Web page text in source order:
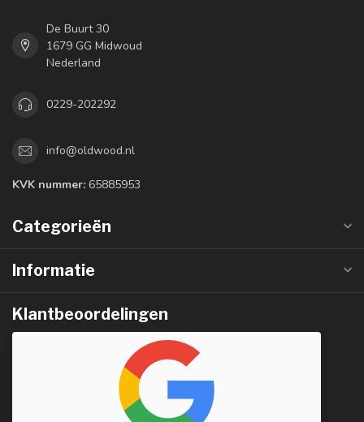
De Buurt 30
1679 GG Midwoud
Nederland
0229-202292
info@oldwood.nl
KVK nummer: 65885953
Categorieën
Informatie
Klantbeoordelingen